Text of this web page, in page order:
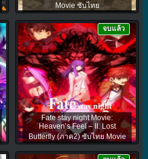
Movie ซับไทย
Fate stay night Movie:
Heaven’s Feel – II. Lost
Butterfly (ภาค2) ซับไทย Movie
จบแล้ว